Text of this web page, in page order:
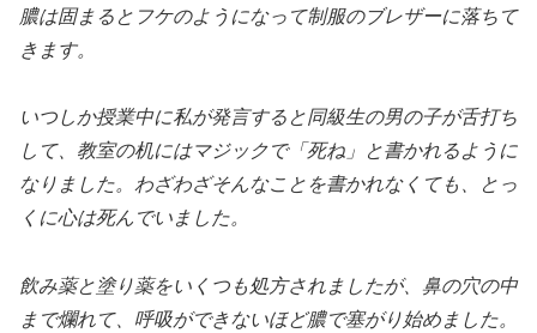
膿は固まるとフケのようになって制服のブレザーに落ちて
きます。
いつしか授業中に私が発言すると同級生の男の子が舌打ち
して、教室の机にはマジックで「死ね」と書かれるように
なりました。わざわざそんなことを書かれなくても、とっ
くに心は死んでいました。
飲み薬と塗り薬をいくつも処方されましたが、鼻の穴の中
まで爛れて、呼吸ができないほど膿で塞がり始めました。